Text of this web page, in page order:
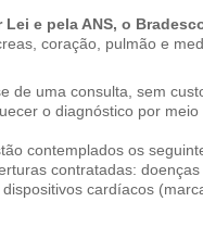
e pela ANS, o
coração, pulmão e
de uma consulta, sem
o diagnóstico por
contemplados os
contratadas:
cardíacos